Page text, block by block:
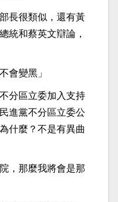
長很類似，還有黃
統和蔡英文辯論，
會變黑」
分區立委加入支持
進黨不分區立委公
什麼？不是有異曲
，那麼我將會是那